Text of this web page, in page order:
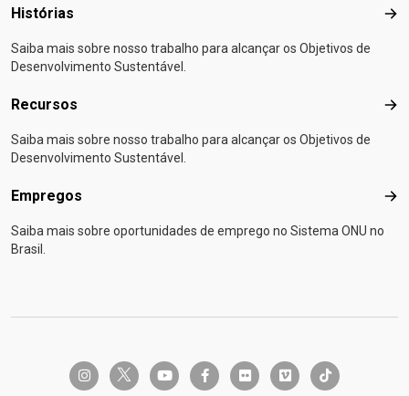
Histórias
Saiba mais sobre nosso trabalho para alcançar os Objetivos de
Desenvolvimento Sustentável.
Recursos
Saiba mais sobre nosso trabalho para alcançar os Objetivos de
Desenvolvimento Sustentável.
Empregos
Saiba mais sobre oportunidades de emprego no Sistema ONU no
Brasil.
instagramtwitter-x youtube facebook-fflickr vimeo tiktok